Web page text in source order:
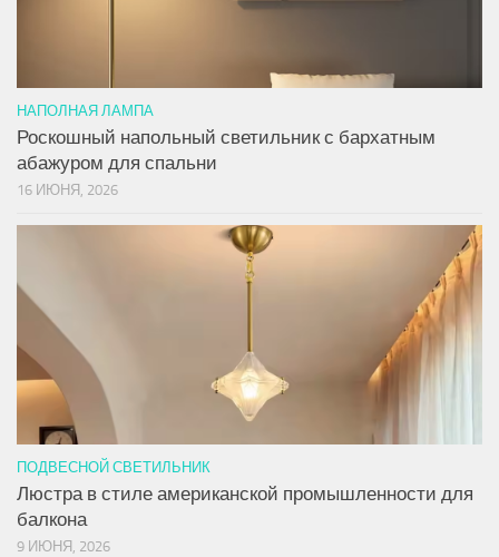
НАПОЛНАЯ ЛАМПА
Роскошный напольный светильник с бархатным
абажуром для спальни
16 ИЮНЯ, 2026
ПОДВЕСНОЙ СВЕТИЛЬНИК
Люстра в стиле американской промышленности для
балкона
9 ИЮНЯ, 2026